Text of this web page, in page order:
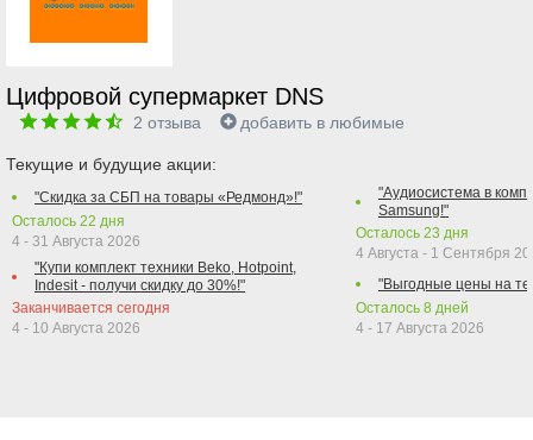
Цифровой супермаркет DNS
2 отзыва добавить в любимые
Текущие и будущие акции:
"Скидка за СБП на товары «Редмонд»!"
Осталось 22 дня
4 - 31 Августа 2026
"Купи комплект техники Beko, Hotpoint,
Indesit - получи скидку до 30%!"
Заканчивается сегодня
4 - 10 Августа 2026
"Аудиосистема в
Samsung!"
Осталось 23 дня
4 Августа - 1 Сентября
"Выгодные цены на
Осталось 8 дней
4 - 17 Августа 2026